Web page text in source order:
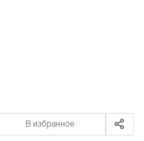
В избранное